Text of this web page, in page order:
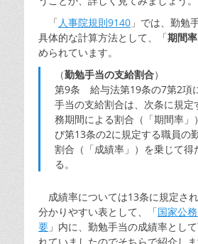
「人事院規則9140 」では、勤勉
具体的な計算方法として、「期間率
められています。
（勤勉手当の支給割合）
第9条 給与法第19条の7第2項
手当の支給割合は、次条に規定
務期間による割合（「期間率」
び第13条の2に規定する職員の
割合（「成績率」）を乗じて得
る。
成績率については13条に規定され
分かりやすい表として、「国家公
要 」内に、勤勉手当の成績率とし
れていましたのでそちらで紹介しま